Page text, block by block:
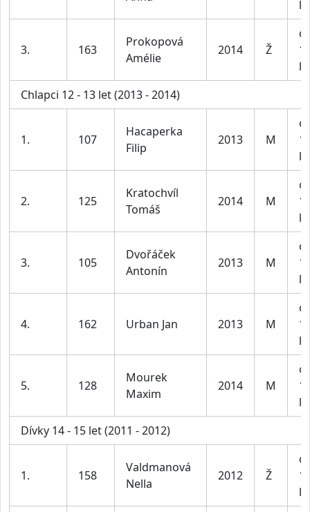
3. 163
Prokopová
Amélie
2014 Ž
Chlapci 12 - 13 let (2013 - 2014)
1. 107
Hacaperka
Filip
2013 M
2. 125
Kratochvíl
Tomáš
2014 M
3. 105
Dvořáček
Antonín
2013 M
4. 162 Urban Jan 2013 M
5. 128
Mourek
Maxim
2014 M
Dívky 14 - 15 let (2011 - 2012)
1. 158
Valdmanová
Nella
2012 Ž